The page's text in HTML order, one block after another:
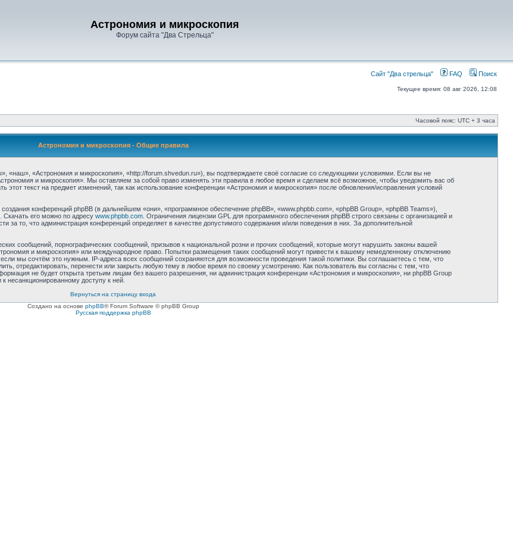
Астрономия и микроскопия
Форум сайта "Два Стрельца"
Сайт "Два стрельца" FAQ Поиск
Текущее время: 08 авг 2026, 12:08
Часовой пояс: UTC + 3 часа
Астрономия и микроскопия - Общие правила
«Астрономия и микроскопия», «http://forum.shvedun.ru»), вы подтверждаете своё согласие со следующими условиями. Если вы не
и микроскопия». Мы оставляем за собой право изменять эти правила в любое время и сделаем всё возможное, чтобы уведомить вас об
текст на предмет изменений, так как использование конференции «Астрономия и микроскопия» после обновления/исправления условий
конференций phpBB (в дальнейшем «они», «программное обеспечение phpBB», «www.phpbb.com», «phpBB Group», «phpBB Teams»),
его можно по адресу www.phpbb.com. Ограничения лицензии GPL для программного обеспечения phpBB строго связаны с организацией и
за то, что администрация конференций определяет в качестве допустимого содержания и/или поведения в них. За дополнительной
сообщений, порнографических сообщений, призывов к национальной розни и прочих сообщений, которые могут нарушить законы вашей
и микроскопия» или международное право. Попытки размещения таких сообщений могут привести к вашему немедленному отключению
мы сочтём это нужным. IP-адреса всех сообщений сохраняются для возможности проведения такой политики. Вы соглашаетесь с тем, что
отредактировать, перенести или закрыть любую тему в любое время по своему усмотрению. Как пользователь вы согласны с тем, что
не будет открыта третьим лицам без вашего разрешения, ни администрация конференции «Астрономия и микроскопия», ни phpBB Group
несанкционированному доступу к ней.
Вернуться на страницу входа
Создано на основе phpBB® Forum Software © phpBB Group
Русская поддержка phpBB